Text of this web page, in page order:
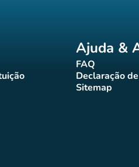
Ajuda &
FAQ(novo
Declaração
Sitemap
(novo